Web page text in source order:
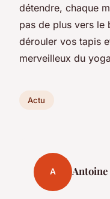
détendre, chaque
pas de plus vers le
dérouler vos tapis
merveilleux du
Actu
A Antoine